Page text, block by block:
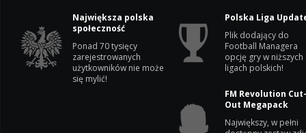
Największa polska
społeczność
Ponad 70 tysięcy
zarejestrowanych
użytkowników nie może
się mylić!
Polska Liga
Plik dodający do
Football Managera
opcję gry w niższych
ligach polskich!
FM Revolution
Out Megapack
Największy, w pełni